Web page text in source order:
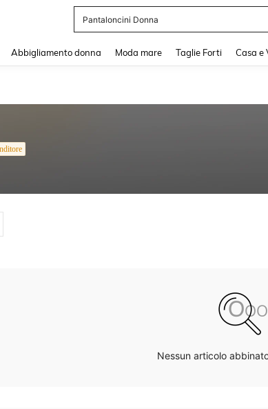
Pantaloncini Donna
Abbigliamento donna Moda mare Taglie Forti Casa e
Nessun articolo